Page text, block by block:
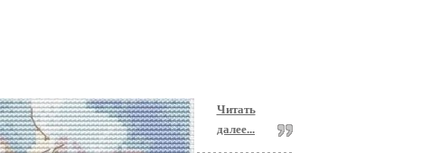
Читать
далее...